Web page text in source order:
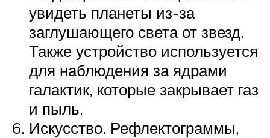
увидеть планеты из-за
заглушающего света от звезд.
Также устройство используется
для наблюдения за ядрами
галактик, которые закрывает газ
и пыль.
Искусство. Рефлектограммы,